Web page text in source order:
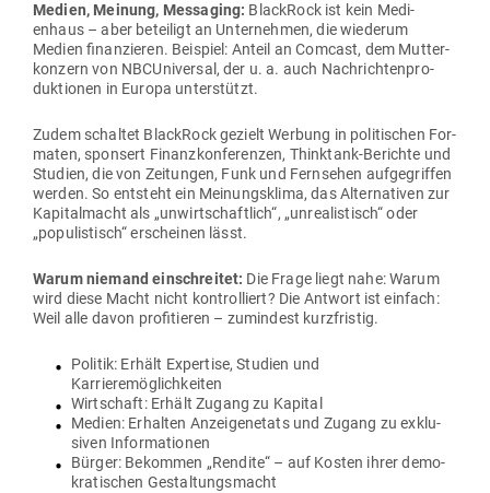
Medien, Meinung, Mes­saging: BlackRock ist kein Medi­
enhaus – aber beteiligt an Unter­nehmen, die wie­derum
Medien finan­zieren. Bei­spiel: Anteil an Comcast, dem Mut­ter­
konzern von NBC­Uni­versal, der u. a. auch Nach­rich­ten­pro­
duk­tionen in Europa unterstützt.
Zudem schaltet BlackRock gezielt Werbung in poli­ti­schen For­
maten, sponsert Finanz­kon­fe­renzen, Thinktank-Berichte und
Studien, die von Zei­tungen, Funk und Fern­sehen auf­ge­griffen
werden. So ent­steht ein Mei­nungs­klima, das Alter­na­tiven zur
Kapi­tal­macht als „unwirt­schaftlich“, „unrea­lis­tisch“ oder
„popu­lis­tisch“ erscheinen lässt.
Warum niemand ein­schreitet: Die Frage liegt nahe: Warum
wird diese Macht nicht kon­trol­liert? Die Antwort ist einfach:
Weil alle davon pro­fi­tieren – zumindest kurzfristig.
Politik: Erhält Expertise, Studien und
Karrieremöglichkeiten
Wirt­schaft: Erhält Zugang zu Kapital
Medien: Erhalten Anzei­gen­etats und Zugang zu exklu­
siven Informationen
Bürger: Bekommen „Rendite“ – auf Kosten ihrer demo­
kra­ti­schen Gestaltungsmacht